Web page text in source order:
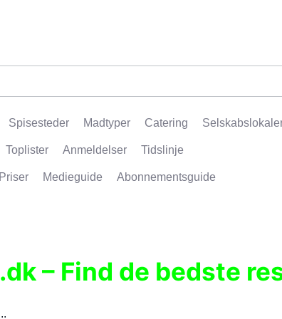
Spisesteder Madtyper Catering
Toplister Anmeldelser Tidslinje
Priser Medieguide Abonnementsguide
– Find de bedste